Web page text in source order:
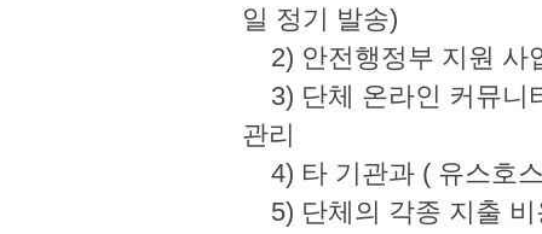
일 정기 발송)
2) 안전행정부 지원
3) 단체 온라인 커뮤니
관리
4) 타 기관과 ( 유스
5) 단체의 각종 지출 비